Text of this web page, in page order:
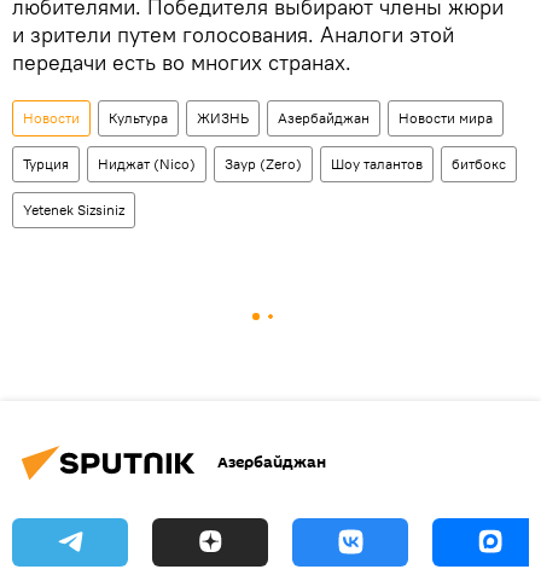
любителями. Победителя выбирают члены жюри
и зрители путем голосования. Аналоги этой
передачи есть во многих странах.
Новости Культура ЖИЗНЬ Азербайджан Новости мира
Турция Ниджат (Nico) Заур (Zero) Шоу талантов битбокс
Yetenek Sizsiniz
Азербайджан